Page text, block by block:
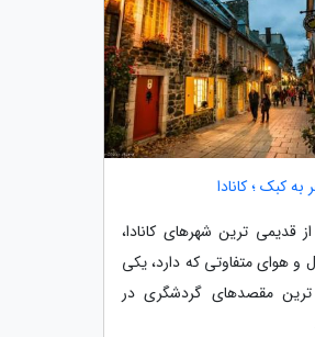
به کبک ؛ کانادا
قدیمی ترین شهرهای کانادا،
و هوای متفاوتی که دارد، یکی
مقصدهای گردشگری در